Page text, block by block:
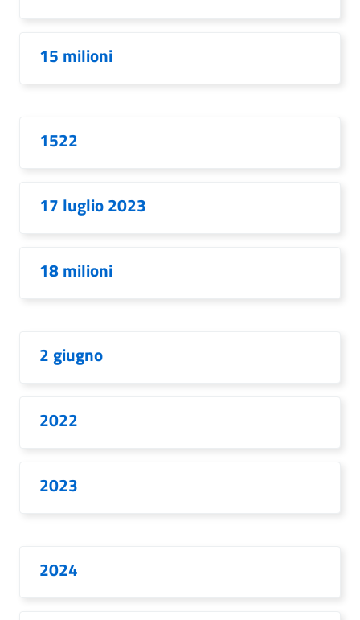
15 milioni
1522
17 luglio 2023
18 milioni
2 giugno
2022
2023
2024